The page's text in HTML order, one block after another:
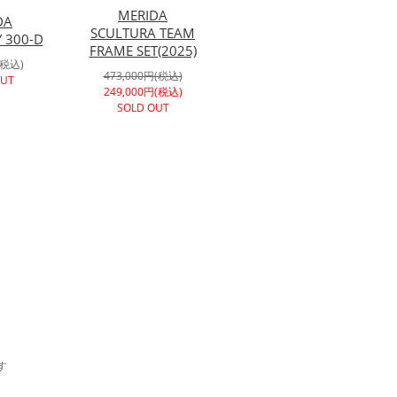
300-D
込)
MERIDA
SCULTURA TEAM
FRAME SET(2025)
473,000円(税込)
249,000円(税込)
SOLD OUT